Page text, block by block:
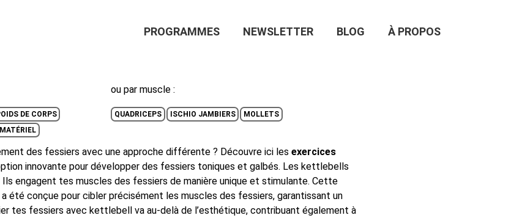
Main
PROGRAMMES NEWSLETTER BLOG À PROPOS
DE CORPS
ou par muscle :
QUADRICEPS ISCHIO JAMBIERS MOLLETS
des fessiers avec une approche différente ? Découvre ici les exercices
innovante pour développer des fessiers toniques et galbés. Les kettlebells
engagent tes muscles des fessiers de manière unique et stimulante. Cette
été conçue pour cibler précisément les muscles des fessiers, garantissant un
tes fessiers avec kettlebell va au-delà de l’esthétique, contribuant également à